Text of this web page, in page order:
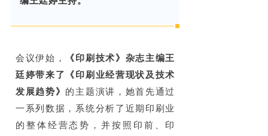
会议伊始，
《印刷技术》杂志主编王
廷婷带来了《印刷业经营现状及技术
发展趋势》 的主题演讲，她首先通过
一系列数据，系统分析了近期印刷业
的整体经营态势，并按照印前、印